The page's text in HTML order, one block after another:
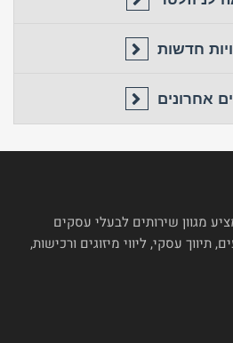
חדשות
אחרונים
מגוון שירותים לבעלי עסקים
תיווך עסקי, ליווי מיזוגים ורכישות,